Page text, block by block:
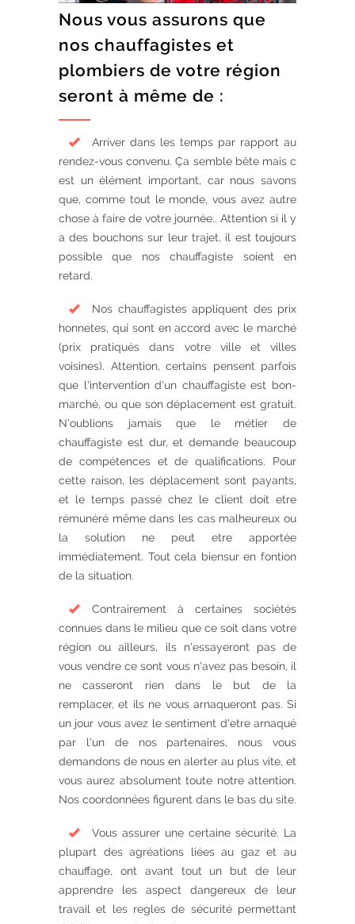
Nous vous assurons que
nos chauffagistes et
plombiers de votre région
seront à même de :
Arriver dans les temps par rapport au
rendez-vous convenu. Ça semble bête mais c
est un élément important, car nous savons
que, comme tout le monde, vous avez autre
chose à faire de votre journée.. Attention si il y
a des bouchons sur leur trajet, il est toujours
possible que nos chauffagiste soient en
retard.
Nos chauffagistes appliquent des prix
honnetes, qui sont en accord avec le marché
(prix pratiqués dans votre ville et villes
voisines). Attention, certains pensent parfois
que l'intervention d'un chauffagiste est bon-
marché, ou que son déplacement est gratuit.
N'oublions jamais que le métier de
chauffagiste est dur, et demande beaucoup
de compétences et de qualifications. Pour
cette raison, les déplacement sont payants,
et le temps passé chez le client doit etre
rémunéré même dans les cas malheureux ou
la solution ne peut etre apportée
immédiatement. Tout cela biensur en fontion
de la situation.
Contrairement à certaines sociétés
connues dans le milieu que ce soit dans votre
région ou ailleurs, ils n'essayeront pas de
vous vendre ce sont vous n'avez pas besoin, il
ne casseront rien dans le but de la
remplacer, et ils ne vous arnaqueront pas. Si
un jour vous avez le sentiment d'etre arnaqué
par l'un de nos partenaires, nous vous
demandons de nous en alerter au plus vite, et
vous aurez absolument toute notre attention.
Nos coordonnées figurent dans le bas du site.
Vous assurer une certaine sécurité. La
plupart des agréations liées au gaz et au
chauffage, ont avant tout un but de leur
apprendre les aspect dangereux de leur
travail et les regles de sécurité permettant